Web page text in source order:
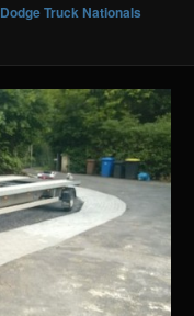
Dodge Truck Nationals